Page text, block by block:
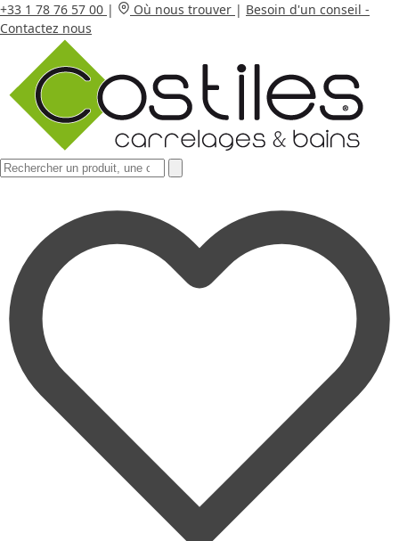
+33 1 78 76 57 00 | Où nous trouver | Besoin d'un conseil -
Contactez nous